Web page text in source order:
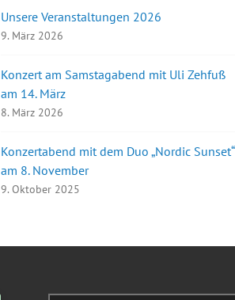
Unsere Veranstaltungen 2026
9. März 2026
Konzert am Samstagabend mit Uli Zehfuß
am 14. März
8. März 2026
Konzertabend mit dem Duo „Nordic Sunset“
am 8. November
9. Oktober 2025